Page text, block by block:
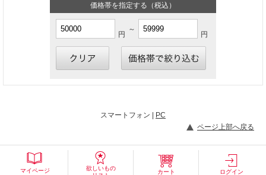
価格帯を指定する（税込）
円
～
円
スマートフォン | PC
ページ上部へ戻る
マイページ
欲しいもの
カート ログイン